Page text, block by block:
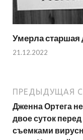
Умерла старшая
21.12.2022
ПРЕДЫДУЩАЯ
Дженна Ортега
двое суток перед
съемками